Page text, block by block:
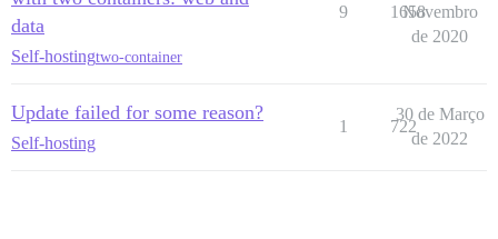
data
Self-hostingtwo-container
9 1658
Novembro
de 2020
Update failed for some reason?
Self-hosting
1 722
30 de Março
de 2022